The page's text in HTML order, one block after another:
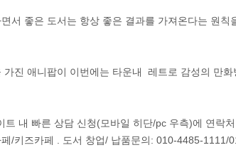
서 좋은 도서는 항상 좋은 결과를 가져온다는 원칙
진 애니팝이 이번에는 타운내 레트로 감성의 만화
내 빠른 상담 신청(모바일 히단/pc 우측)에 연락
/키즈카페 . 도서 창업/ 납품문의: 010-4485-